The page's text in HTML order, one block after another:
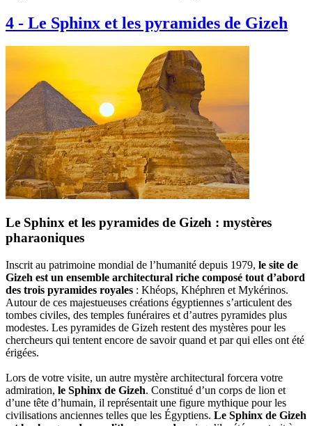
4 - Le Sphinx et les pyramides de Gizeh
Le Sphinx et les pyramides de Gizeh : mystères
pharaoniques
Inscrit au patrimoine mondial de l’humanité depuis 1979, le site de
Gizeh est un ensemble architectural riche composé tout d’abord
des trois pyramides royales : Khéops, Khéphren et Mykérinos.
Autour de ces majestueuses créations égyptiennes s’articulent des
tombes civiles, des temples funéraires et d’autres pyramides plus
modestes. Les pyramides de Gizeh restent des mystères pour les
chercheurs qui tentent encore de savoir quand et par qui elles ont été
érigées.
Lors de votre visite, un autre mystère architectural forcera votre
admiration, le Sphinx de Gizeh. Constitué d’un corps de lion et
d’une tête d’humain, il représentait une figure mythique pour les
civilisations anciennes telles que les Égyptiens. Le Sphinx de Gizeh